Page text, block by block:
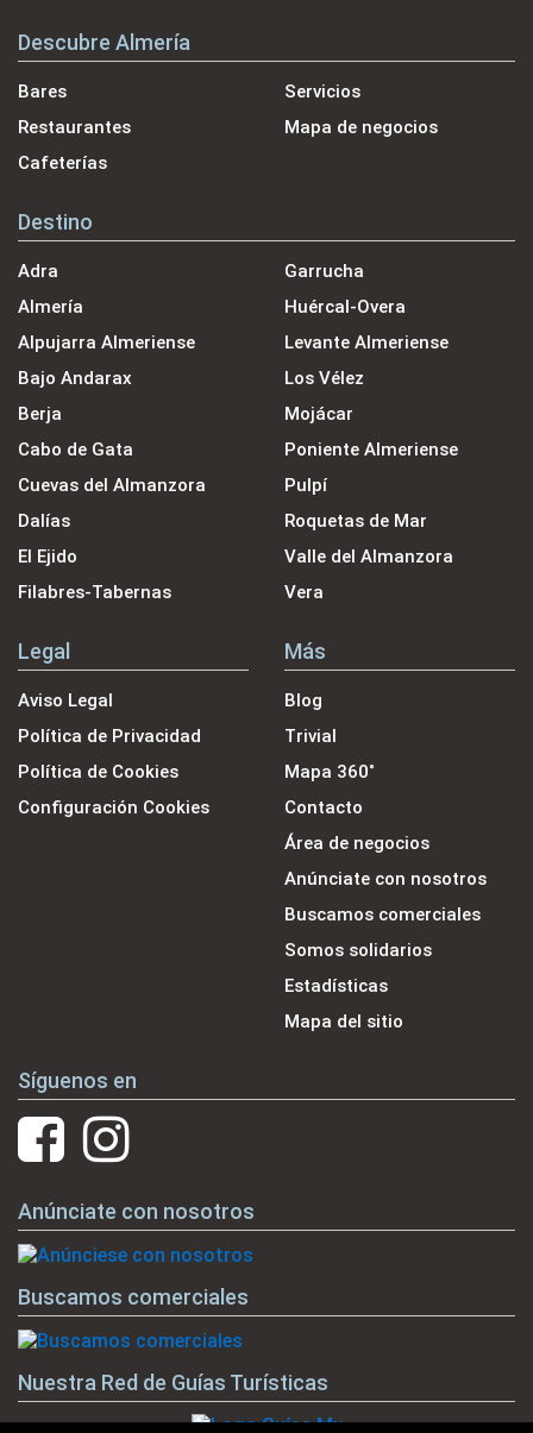
Descubre Almería
Bares
Restaurantes
Cafeterías
Servicios
Mapa de negocios
Destino
Adra
Almería
Alpujarra Almeriense
Bajo Andarax
Berja
Cabo de Gata
Cuevas del Almanzora
Dalías
El Ejido
Filabres-Tabernas
Garrucha
Huércal-Overa
Levante Almeriense
Los Vélez
Mojácar
Poniente Almeriense
Pulpí
Roquetas de Mar
Valle del Almanzora
Vera
Legal
Aviso Legal
Política de Privacidad
Política de Cookies
Configuración Cookies
Más
Blog
Trivial
Mapa 360˚
Contacto
Área de negocios
Anúnciate con nosotros
Buscamos comerciales
Somos solidarios
Estadísticas
Mapa del sitio
Síguenos en
Anúnciate con nosotros
Buscamos comerciales
Nuestra Red de Guías Turísticas